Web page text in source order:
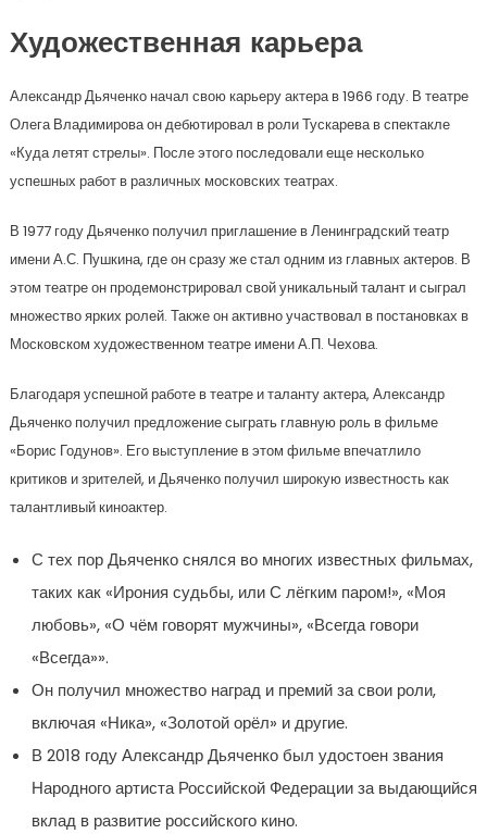
Художественная карьера
Александр Дьяченко начал свою карьеру актера в 1966 году. В театре
Олега Владимирова он дебютировал в роли Тускарева в спектакле
«Куда летят стрелы». После этого последовали еще несколько
успешных работ в различных московских театрах.
В 1977 году Дьяченко получил приглашение в Ленинградский театр
имени А.С. Пушкина, где он сразу же стал одним из главных актеров. В
этом театре он продемонстрировал свой уникальный талант и сыграл
множество ярких ролей. Также он активно участвовал в постановках в
Московском художественном театре имени А.П. Чехова.
Благодаря успешной работе в театре и таланту актера, Александр
Дьяченко получил предложение сыграть главную роль в фильме
«Борис Годунов». Его выступление в этом фильме впечатлило
критиков и зрителей, и Дьяченко получил широкую известность как
талантливый киноактер.
С тех пор Дьяченко снялся во многих известных фильмах,
таких как «Ирония судьбы, или С лёгким паром!», «Моя
любовь», «О чём говорят мужчины», «Всегда говори
«Всегда»».
Он получил множество наград и премий за свои роли,
включая «Ника», «Золотой орёл» и другие.
В 2018 году Александр Дьяченко был удостоен звания
Народного артиста Российской Федерации за выдающийся
вклад в развитие российского кино.